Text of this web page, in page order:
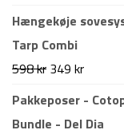
1.499 kr.
oprindelige
var:
Hængekøje
Tarp Combi
598kr Den
oprindelige
pris
349 krDen
aktuelle
pris
Pakkeposer -
Bundle - Del Dia